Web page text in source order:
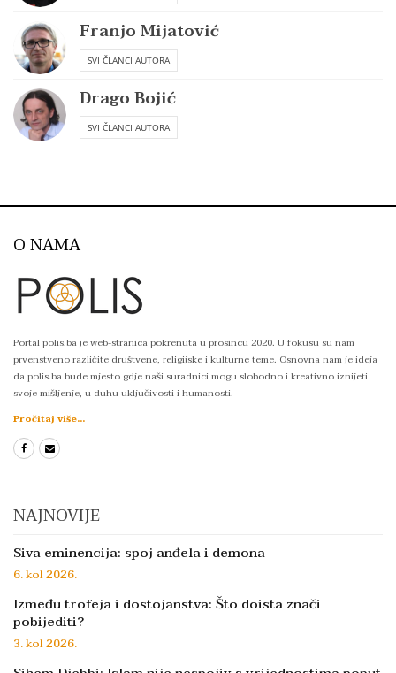
Franjo Mijatović
SVI ČLANCI AUTORA
Drago Bojić
SVI ČLANCI AUTORA
O NAMA
Portal polis.ba je web-stranica pokrenuta u prosincu 2020. U fokusu su nam
prvenstveno različite društvene, religijske i kulturne teme. Osnovna nam je ideja
da polis.ba bude mjesto gdje naši suradnici mogu slobodno i kreativno iznijeti
svoje mišljenje, u duhu uključivosti i humanosti.
Pročitaj više...
NAJNOVIJE
Siva eminencija: spoj anđela i demona
6. kol 2026.
Između trofeja i dostojanstva: Što doista znači
pobijediti?
3. kol 2026.